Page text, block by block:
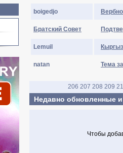
boigedjo
Братский Совет
Lemuil
nаtаn Тема
206 207 208 209
Недавно обновленные
Чтобы